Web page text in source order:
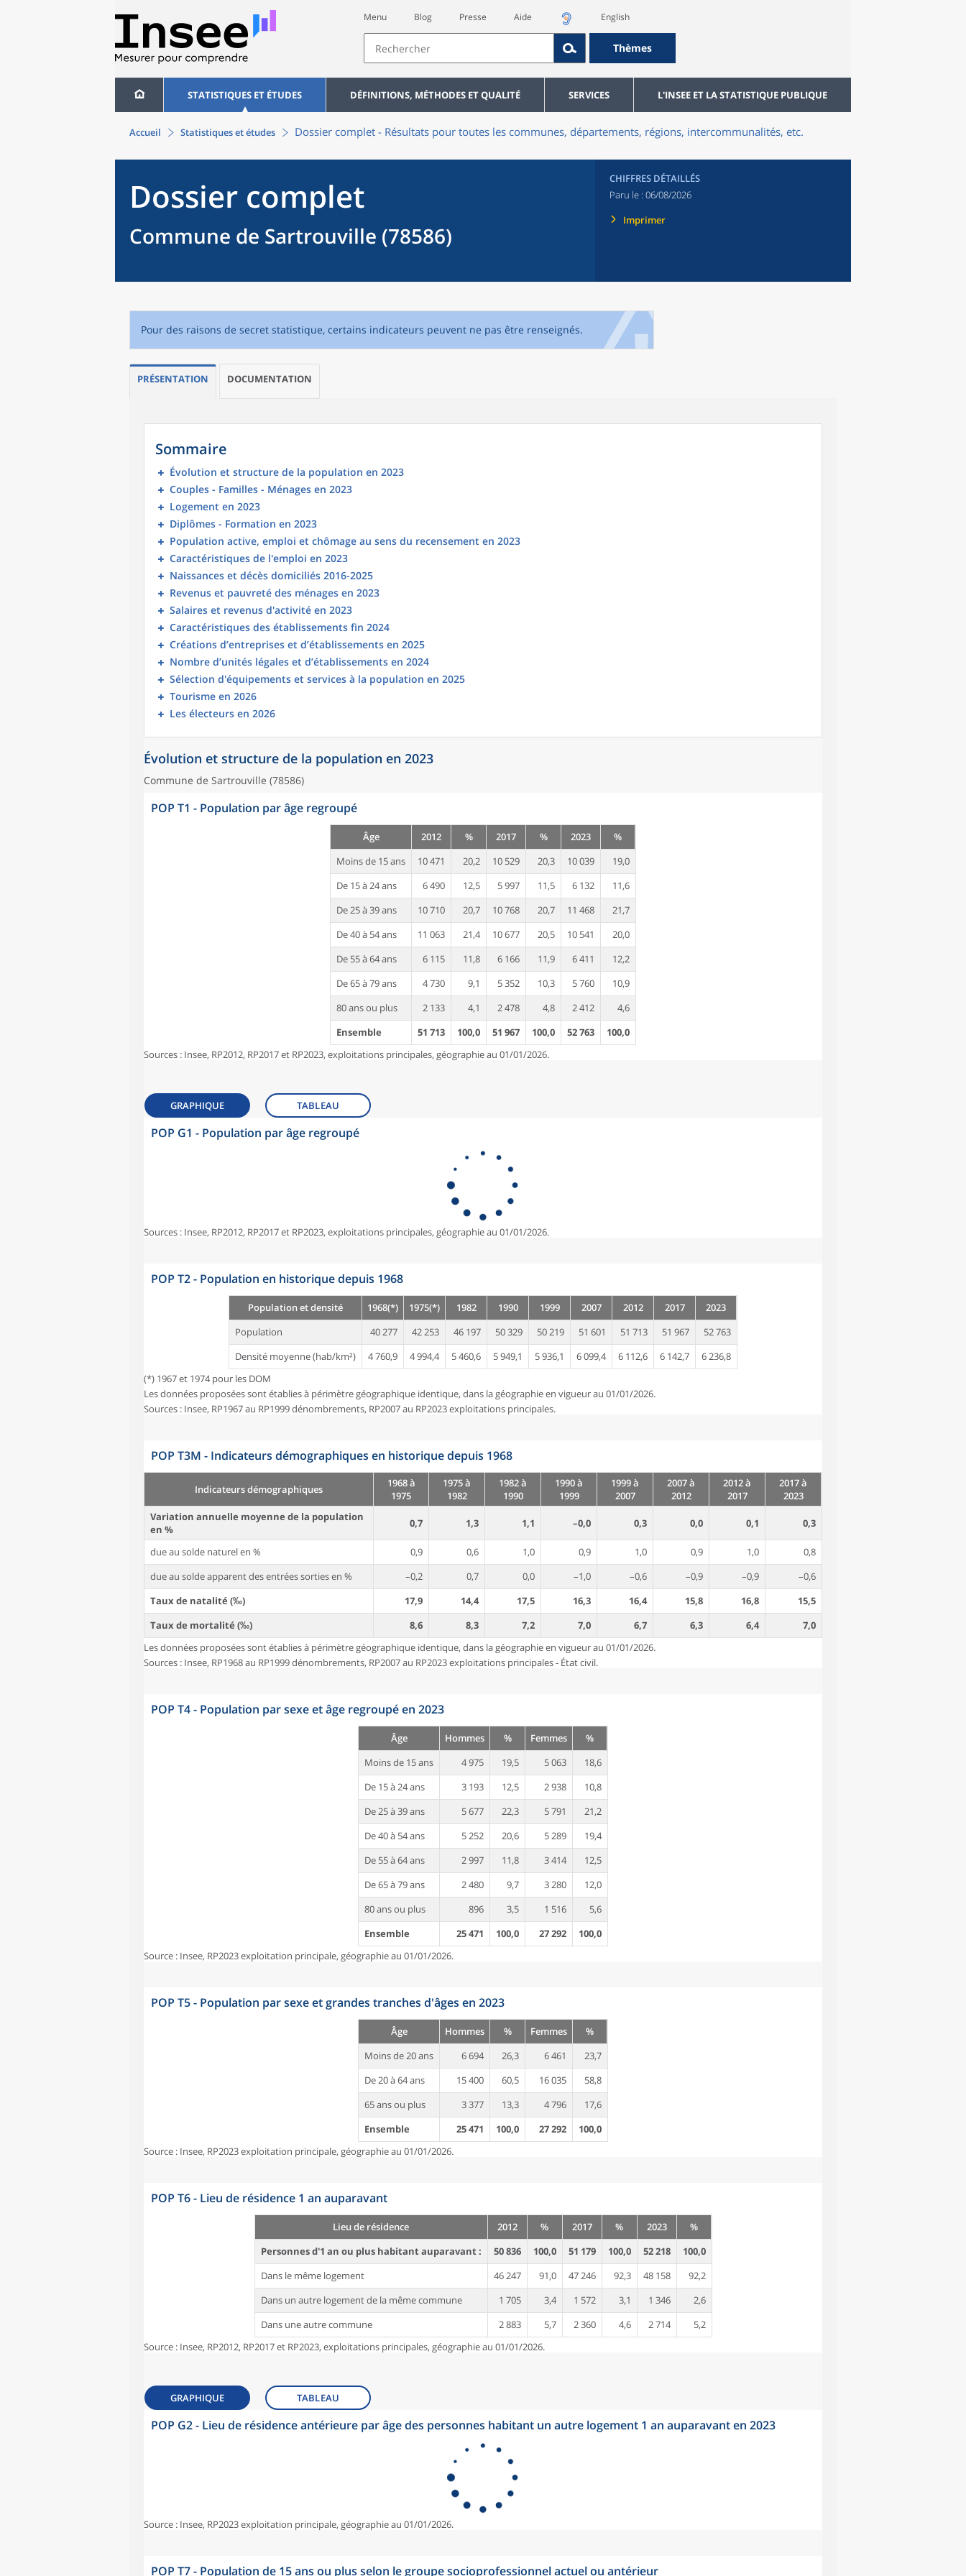
Menu Blog Presse Aide English
Thèmes
STATISTIQUES ET ÉTUDES DÉFINITIONS, MÉTHODES ET QUALITÉ SERVICES L'INSEE ET LA STATISTIQUE PUBLIQUE
Accueil Statistiques et études Dossier complet - Résultats pour toutes les communes, départements, régions, intercommunalités, etc.
Dossier complet
Commune de Sartrouville (78586)
CHIFFRES DÉTAILLÉS
Paru le : 06/08/2026
Imprimer
Pour des raisons de secret statistique, certains indicateurs peuvent ne pas être renseignés.
PRÉSENTATION DOCUMENTATION
Sommaire
Évolution et structure de la population en 2023
Couples - Familles - Ménages en 2023
Logement en 2023
Diplômes - Formation en 2023
Population active, emploi et chômage au sens du recensement en 2023
Caractéristiques de l'emploi en 2023
Naissances et décès domiciliés 2016-2025
Revenus et pauvreté des ménages en 2023
Salaires et revenus d'activité en 2023
Caractéristiques des établissements fin 2024
Créations d’entreprises et d’établissements en 2025
Nombre d’unités légales et d’établissements en 2024
Sélection d'équipements et services à la population en 2025
Tourisme en 2026
Les électeurs en 2026
Évolution et structure de la population en 2023
Commune de Sartrouville (78586)
POP T1 - Population par âge regroupé
Âge 2012 % 2017 % 2023
%
Moins de 15 ans
10 471 20,2 10 529 20,3 10 039
19,0
De 15 à 24 ans
6 490 12,5 5 997 11,5 6 132
11,6
De 25 à 39 ans
10 710 20,7 10 768 20,7 11 468
21,7
De 40 à 54 ans
11 063 21,4 10 677 20,5 10 541
20,0
De 55 à 64 ans
6 115 11,8 6 166 11,9 6 411
12,2
De 65 à 79 ans
4 730 9,1 5 352 10,3 5 760
10,9
80 ans ou plus
2 133 4,1 2 478 4,8 2 412
4,6
Ensemble
51 713 100,0 51 967 100,0 52 763
100,0
Sources : Insee, RP2012, RP2017 et RP2023, exploitations principales, géographie au 01/01/2026.
GRAPHIQUE TABLEAU
POP G1 - Population par âge regroupé
Sources : Insee, RP2012, RP2017 et RP2023, exploitations principales, géographie au 01/01/2026.
POP T2 - Population en historique depuis 1968
Population et densité 1968(*) 1975(*) 1982 1990 1999 2007 2012 2017
2023
Population
40 277 42 253 46 197 50 329 50 219 51 601 51 713 51 967
52 763
Densité moyenne (hab/km²)
4 760,9 4 994,4 5 460,6 5 949,1 5 936,1 6 099,4 6 112,6 6 142,7
6 236,8
(*) 1967 et 1974 pour les DOM
Les données proposées sont établies à périmètre géographique identique, dans la géographie en vigueur au 01/01/2026.
Sources : Insee, RP1967 au RP1999 dénombrements, RP2007 au RP2023 exploitations principales.
POP T3M - Indicateurs démographiques en historique depuis 1968
Indicateurs démographiques
1968 à
1975
1975 à
1982
1982 à
1990
1990 à
1999
1999 à
2007
2007 à
2012
2012 à
2017
2017 à
2023
Variation annuelle moyenne de la population
en %
0,7 1,3 1,1 –0,0 0,3 0,0 0,1 0,3
due au solde naturel en % 0,9 0,6 1,0 0,9 1,0 0,9 1,0
0,8
due au solde apparent des entrées sorties en %
–0,2 0,7 0,0 –1,0 –0,6 –0,9 –0,9
–0,6
Taux de natalité (‰)
17,9 14,4 17,5 16,3 16,4 15,8 16,8
15,5
Taux de mortalité (‰)
8,6 8,3 7,2 7,0 6,7 6,3 6,4
7,0
Les données proposées sont établies à périmètre géographique identique, dans la géographie en vigueur au 01/01/2026.
Sources : Insee, RP1968 au RP1999 dénombrements, RP2007 au RP2023 exploitations principales - État civil.
POP T4 - Population par sexe et âge regroupé en 2023
Âge Hommes % Femmes
%
Moins de 15 ans
4 975 19,5 5 063
18,6
De 15 à 24 ans
3 193 12,5 2 938
10,8
De 25 à 39 ans
5 677 22,3 5 791
21,2
De 40 à 54 ans
5 252 20,6 5 289
19,4
De 55 à 64 ans
2 997 11,8 3 414
12,5
De 65 à 79 ans
2 480 9,7 3 280
12,0
80 ans ou plus
896 3,5 1 516
5,6
Ensemble
25 471 100,0 27 292
100,0
Source : Insee, RP2023 exploitation principale, géographie au 01/01/2026.
POP T5 - Population par sexe et grandes tranches d'âges en 2023
Âge Hommes % Femmes
%
Moins de 20 ans
6 694 26,3 6 461
23,7
De 20 à 64 ans
15 400 60,5 16 035
58,8
65 ans ou plus
3 377 13,3 4 796
17,6
Ensemble
25 471 100,0 27 292
100,0
Source : Insee, RP2023 exploitation principale, géographie au 01/01/2026.
POP T6 - Lieu de résidence 1 an auparavant
Lieu de résidence 2012 % 2017 % 2023
%
Personnes d'1 an ou plus habitant auparavant :
50 836 100,0 51 179 100,0 52 218
100,0
Dans le même logement
46 247 91,0 47 246 92,3 48 158
92,2
Dans un autre logement de la même commune
1 705 3,4 1 572 3,1 1 346
2,6
Dans une autre commune
2 883 5,7 2 360 4,6 2 714
5,2
Source : Insee, RP2012, RP2017 et RP2023, exploitations principales, géographie au 01/01/2026.
GRAPHIQUE TABLEAU
POP G2 - Lieu de résidence antérieure par âge des personnes habitant un autre logement 1 an auparavant en 2023
Source : Insee, RP2023 exploitation principale, géographie au 01/01/2026.
POP T7 - Population de 15 ans ou plus selon le groupe socioprofessionnel actuel ou antérieur